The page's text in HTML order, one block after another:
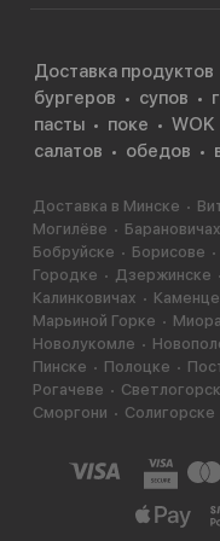
водоросли и
похоже на карпаччо
версия по составу
тренд. Во-первых,
Во-вторых, это
скорее свой
с поке!
Доставка продуктов
бургеров
супов
пасты
поке WOK
салатов
обедов
Доставка в Минске
Могилёве
Барановичах
Бобруйске
Борисове
Городке
Дзержинске
Калинковичах
Каменце
Марьиной Горке
Новолукомле
Пинске
Полоцке
Рогачеве
Сморгони
Солигорске